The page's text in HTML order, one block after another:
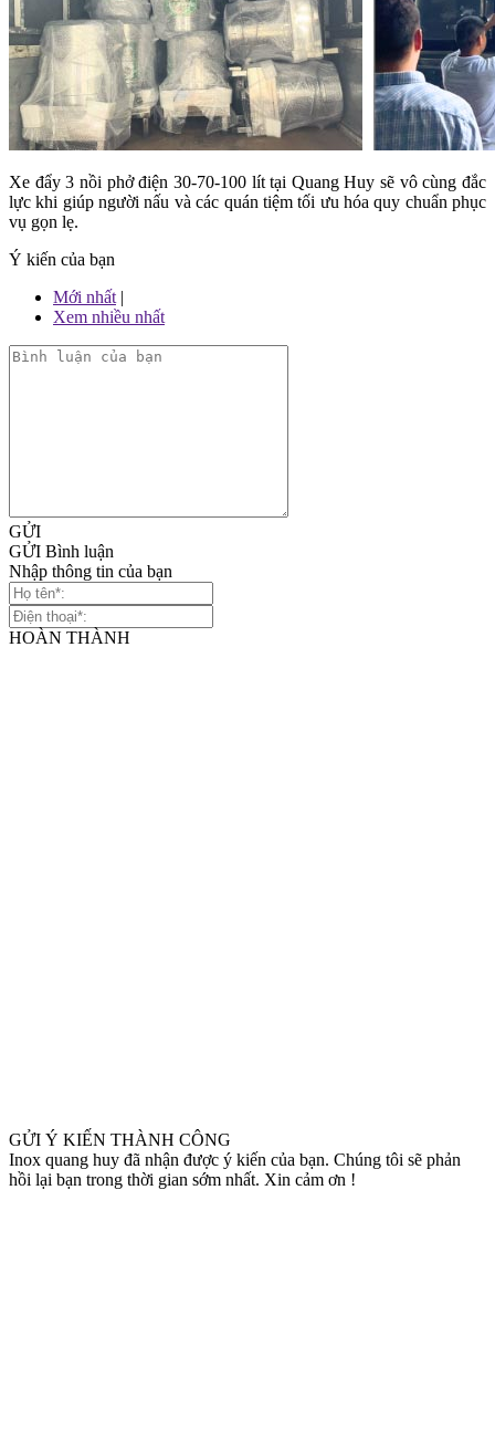
Xe đẩy 3 nồi phở điện 30-70-100 lít tại Quang Huy sẽ vô cùng đắc
lực khi giúp người nấu và các quán tiệm tối ưu hóa quy chuẩn phục
vụ gọn lẹ.
Ý kiến của bạn
Mới nhất |
Xem nhiều nhất
GỬI
GỬI Bình luận
Nhập thông tin của bạn
HOÀN THÀNH
GỬI Ý KIẾN THÀNH CÔNG
Inox quang huy đã nhận được ý kiến của bạn. Chúng tôi sẽ phản
hồi lại bạn trong thời gian sớm nhất. Xin cảm ơn !